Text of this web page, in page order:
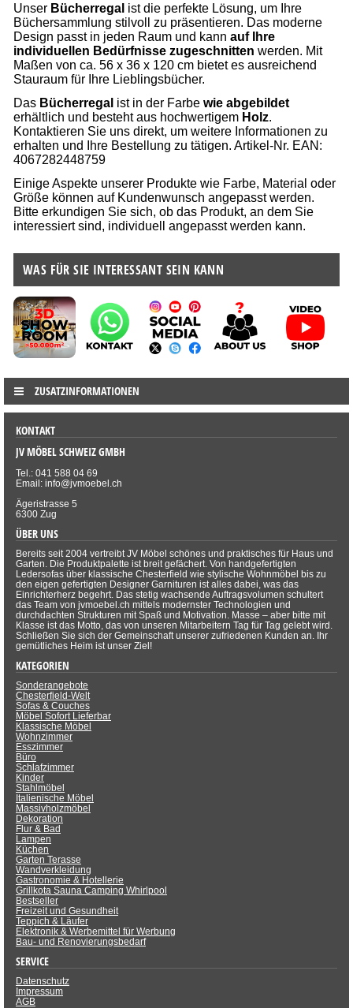
Unser Bücherregal ist die perfekte Lösung, um Ihre
Büchersammlung stilvoll zu präsentieren. Das moderne
Design passt in jeden Raum und kann auf Ihre
individuellen Bedürfnisse zugeschnitten werden. Mit
Maßen von ca. 56 x 36 x 120 cm bietet es ausreichend
Stauraum für Ihre Lieblingsbücher.
Das Bücherregal ist in der Farbe wie abgebildet
erhältlich und besteht aus hochwertigem Holz.
Kontaktieren Sie uns direkt, um weitere Informationen zu
erhalten und Ihre Bestellung zu tätigen. Artikel-Nr. EAN:
4067282448759
Einige Aspekte unserer Produkte wie Farbe, Material oder
Größe können auf Kundenwunsch angepasst werden.
Bitte erkundigen Sie sich, ob das Produkt, an dem Sie
interessiert sind, individuell angepasst werden kann.
WAS FÜR SIE INTERESSANT SEIN KANN
ZUSATZINFORMATIONEN
KONTAKT
JV MÖBEL SCHWEIZ GMBH
Tel.: 041 588 04 69
Email: info@jvmoebel.ch
Ägeristrasse 5
6300 Zug
ÜBER UNS
Bereits seit 2004 vertreibt JV Möbel schönes und praktisches für Haus und
Garten. Die Produktpalette ist breit gefächert. Von handgefertigten
Ledersofas über klassische Chesterfield wie stylische Wohnmöbel bis zu
den eigen gefertigten Designer Garnituren ist alles dabei, was das
Einrichterherz begehrt. Das stetig wachsende Auftragsvolumen schultert
das Team von jvmoebel.ch mittels modernster Technologien und
durchdachten Strukturen mit Spaß und Motivation. Masse – aber bitte mit
Klasse ist das Motto, das von unseren Mitarbeitern Tag für Tag gelebt wird.
Schließen Sie sich der Gemeinschaft unserer zufriedenen Kunden an. Ihr
gemütliches Heim ist unser Ziel!
KATEGORIEN
Sonderangebote
Chesterfield-Welt
Sofas & Couches
Möbel Sofort Lieferbar
Klassische Möbel
Wohnzimmer
Esszimmer
Büro
Schlafzimmer
Kinder
Stahlmöbel
Italienische Möbel
Massivholzmöbel
Dekoration
Flur & Bad
Lampen
Küchen
Garten Terasse
Wandverkleidung
Gastronomie & Hotellerie
Grillkota Sauna Camping Whirlpool
Bestseller
Freizeit und Gesundheit
Teppich & Läufer
Elektronik & Werbemittel für Werbung
Bau- und Renovierungsbedarf
SERVICE
Datenschutz
Impressum
AGB